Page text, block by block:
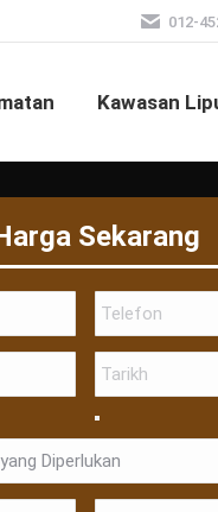
012-
Kawasan
Sekarang